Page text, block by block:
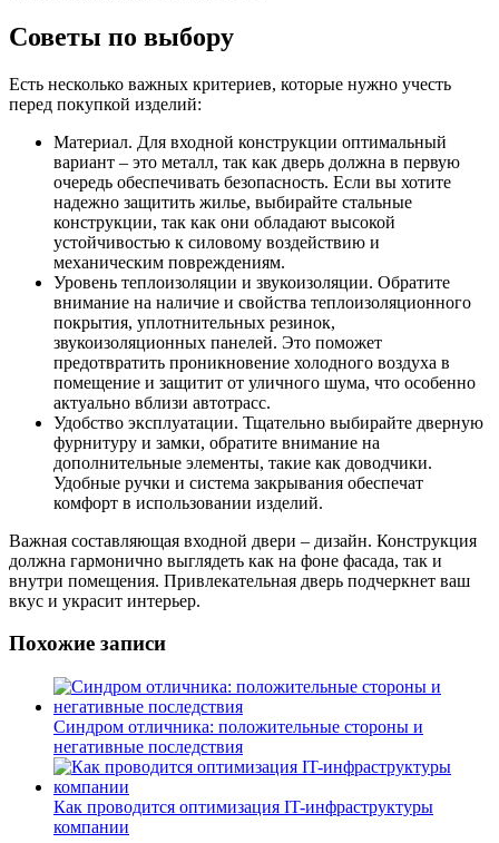
Советы по выбору
Есть несколько важных критериев, которые нужно учесть
перед покупкой изделий:
Материал. Для входной конструкции оптимальный
вариант – это металл, так как дверь должна в первую
очередь обеспечивать безопасность. Если вы хотите
надежно защитить жилье, выбирайте стальные
конструкции, так как они обладают высокой
устойчивостью к силовому воздействию и
механическим повреждениям.
Уровень теплоизоляции и звукоизоляции. Обратите
внимание на наличие и свойства теплоизоляционного
покрытия, уплотнительных резинок,
звукоизоляционных панелей. Это поможет
предотвратить проникновение холодного воздуха в
помещение и защитит от уличного шума, что особенно
актуально вблизи автотрасс.
Удобство эксплуатации. Тщательно выбирайте дверную
фурнитуру и замки, обратите внимание на
дополнительные элементы, такие как доводчики.
Удобные ручки и система закрывания обеспечат
комфорт в использовании изделий.
Важная составляющая входной двери – дизайн. Конструкция
должна гармонично выглядеть как на фоне фасада, так и
внутри помещения. Привлекательная дверь подчеркнет ваш
вкус и украсит интерьер.
Похожие записи
Синдром отличника: положительные стороны и
негативные последствия
Как проводится оптимизация IT-инфраструктуры
компании